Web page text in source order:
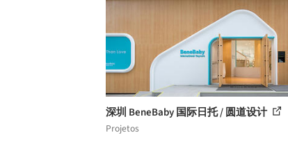
深圳 BeneBaby 国际日托 / 圆道设计
Projetos